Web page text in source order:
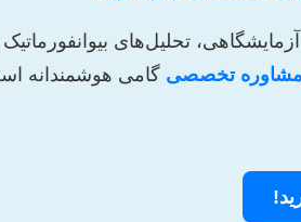
تحلیل‌های
مشاوره تخصصی گامی هوشمندانه